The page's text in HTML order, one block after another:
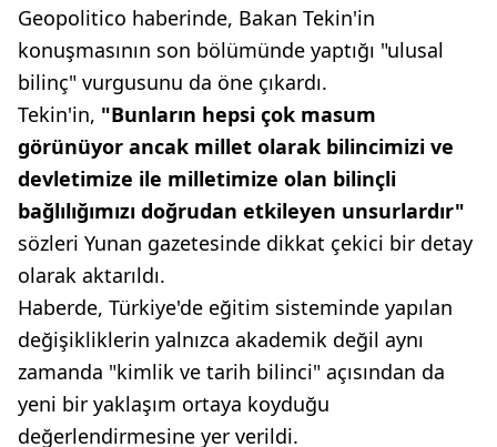
Geopolitico haberinde, Bakan Tekin'in
konuşmasının son bölümünde yaptığı "ulusal
bilinç" vurgusunu da öne çıkardı.
Tekin'in, "Bunların hepsi çok masum
görünüyor ancak millet olarak bilincimizi ve
devletimize ile milletimize olan bilinçli
bağlılığımızı doğrudan etkileyen unsurlardır"
sözleri Yunan gazetesinde dikkat çekici bir detay
olarak aktarıldı.
Haberde, Türkiye'de eğitim sisteminde yapılan
değişikliklerin yalnızca akademik değil aynı
zamanda "kimlik ve tarih bilinci" açısından da
yeni bir yaklaşım ortaya koyduğu
değerlendirmesine yer verildi.